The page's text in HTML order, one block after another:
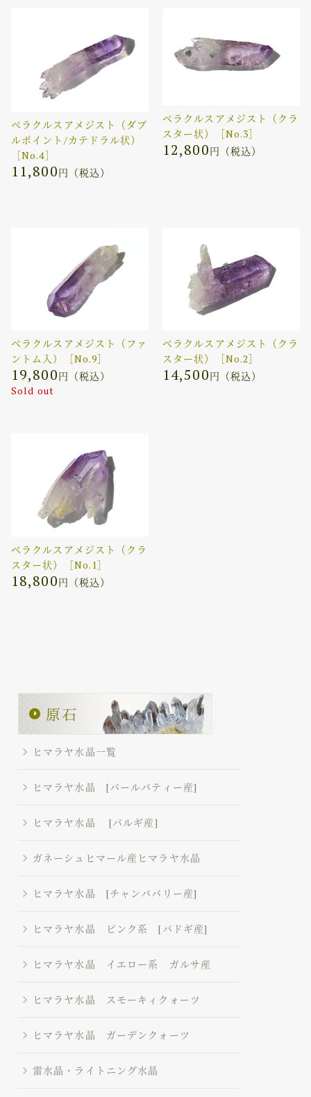
ベラクルスアメジスト（ダブ
ルポイント/カテドラル状）
［No.4］
11,800円（税込）
ベラクルスアメジスト（クラ
スター状）［No.3］
12,800円（税込）
ベラクルスアメジスト（ファ
ントム入）［No.9］
19,800円（税込）
Sold out
ベラクルスアメジスト（クラ
スター状）［No.2］
14,500円（税込）
ベラクルスアメジスト（クラ
スター状）［No.1］
18,800円（税込）
ヒマラヤ水晶一覧
ヒマラヤ水晶 [パールバティー産]
ヒマラヤ水晶 [パルギ産]
ガネーシュヒマール産ヒマラヤ水晶
ヒマラヤ水晶 [チャンババリー産]
ヒマラヤ水晶 ピンク系 [バドギ産]
ヒマラヤ水晶 イエロー系 ガルサ産
ヒマラヤ水晶 スモーキィクォーツ
ヒマラヤ水晶 ガーデンクォーツ
雷水晶・ライトニング水晶